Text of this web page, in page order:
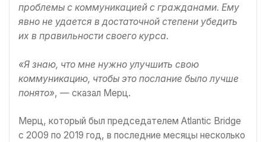
проблемы с коммуникацией с гражданами. Ему
явно не удается в достаточной степени убедить
их в правильности своего курса.
«Я знаю, что мне нужно улучшить свою
коммуникацию, чтобы это послание было лучше
понято», — сказал Мерц.
Мерц, который был председателем Atlantic Bridge
с 2009 по 2019 год, в последние месяцы несколько